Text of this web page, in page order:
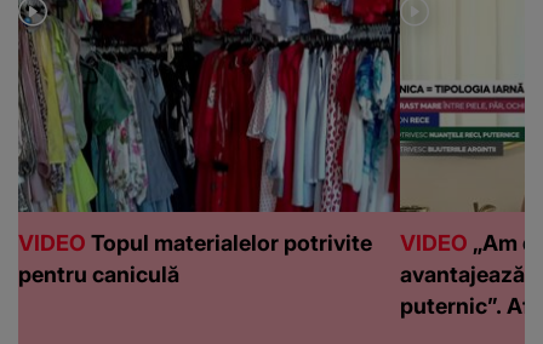
VIDEO Topul materialelor potrivite
pentru caniculă
VIDEO „Am
avantajează
puternic”.